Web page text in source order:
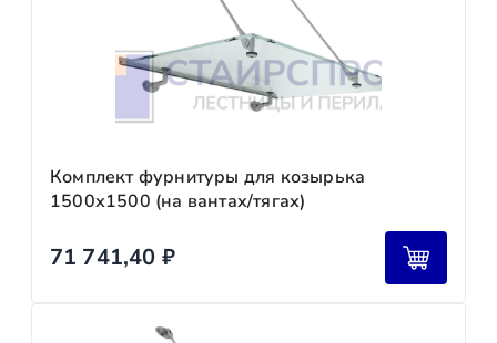
Комплект фурнитуры для козырька
1500х1500 (на вантах/тягах)
71 741,40 ₽